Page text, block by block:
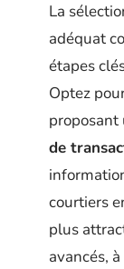
La
adéquat
étapes
Optez
de
courtiers
plus
avancés,